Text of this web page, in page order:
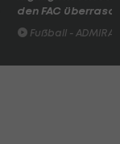
den FAC
Fußball -